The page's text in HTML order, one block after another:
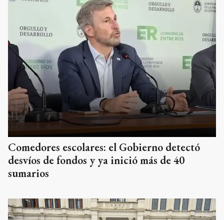
Comedores escolares: el Gobierno detectó
desvíos de fondos y ya inició más de 40
sumarios